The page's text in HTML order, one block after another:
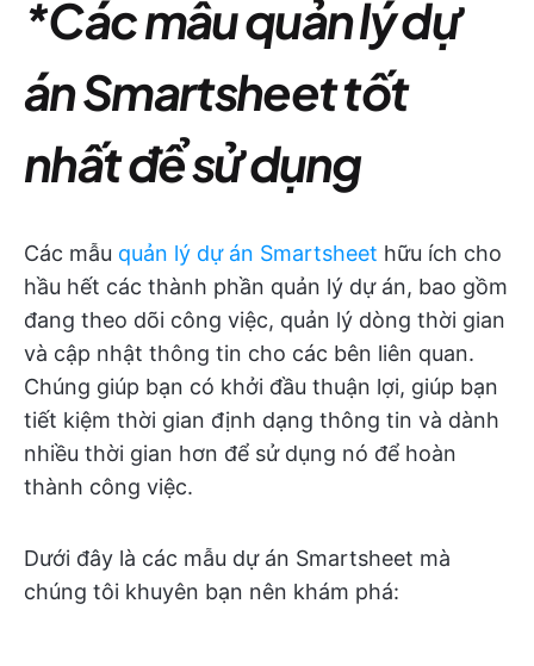
*Các mẫu quản lý dự
án Smartsheet tốt
nhất để sử dụng
Các mẫu quản lý dự án Smartsheet hữu ích cho
hầu hết các thành phần quản lý dự án, bao gồm
đang theo dõi công việc, quản lý dòng thời gian
và cập nhật thông tin cho các bên liên quan.
Chúng giúp bạn có khởi đầu thuận lợi, giúp bạn
tiết kiệm thời gian định dạng thông tin và dành
nhiều thời gian hơn để sử dụng nó để hoàn
thành công việc.
Dưới đây là các mẫu dự án Smartsheet mà
chúng tôi khuyên bạn nên khám phá: